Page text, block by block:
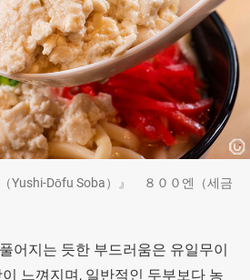
（Yushi-Dōfu Soba）』 ８００엔（세금
어지는 듯한 부드러움은 유일무이
느껴지며, 일반적인 두부보다 농